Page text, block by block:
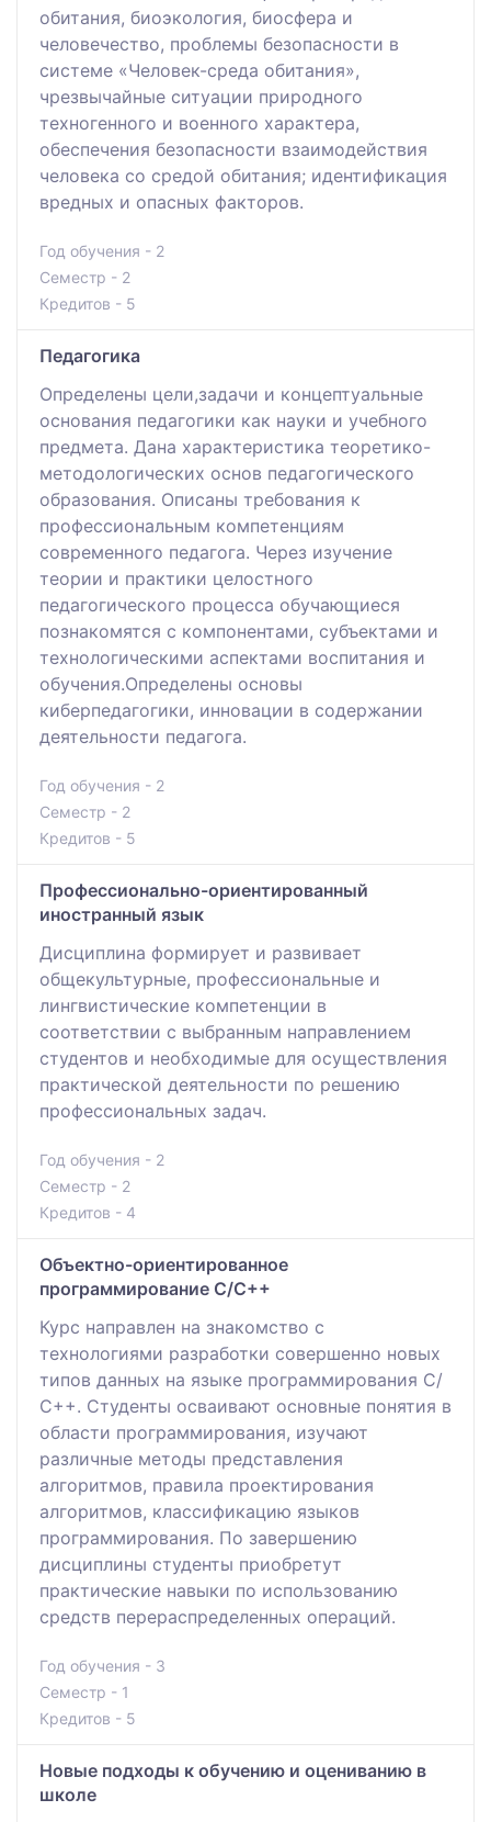
обитания, биоэкология, биосфера и
человечество, проблемы безопасности в
системе «Человек-среда обитания»,
чрезвычайные ситуации природного
техногенного и военного характера,
обеспечения безопасности взаимодействия
человека со средой обитания; идентификация
вредных и опасных факторов.
Год обучения - 2
Семестр - 2
Кредитов - 5
Педагогика
Определены цели,задачи и концептуальные
основания педагогики как науки и учебного
предмета. Дана характеристика теоретико-
методологических основ педагогического
образования. Описаны требования к
профессиональным компетенциям
современного педагога. Через изучение
теории и практики целостного
педагогического процесса обучающиеся
познакомятся с компонентами, субъектами и
технологическими аспектами воспитания и
обучения.Определены основы
киберпедагогики, инновации в содержании
деятельности педагога.
Год обучения - 2
Семестр - 2
Кредитов - 5
Профессионально-ориентированный
иностранный язык
Дисциплина формирует и развивает
общекультурные, профессиональные и
лингвистические компетенции в
соответствии с выбранным направлением
студентов и необходимые для осуществления
практической деятельности по решению
профессиональных задач.
Год обучения - 2
Семестр - 2
Кредитов - 4
Объектно-ориентированное
программирование С/С++
Курс направлен на знакомство с
технологиями разработки совершенно новых
типов данных на языке программирования С/
С++. Студенты осваивают основные понятия в
области программирования, изучают
различные методы представления
алгоритмов, правила проектирования
алгоритмов, классификацию языков
программирования. По завершению
дисциплины студенты приобретут
практические навыки по использованию
средств перераспределенных операций.
Год обучения - 3
Семестр - 1
Кредитов - 5
Новые подходы к обучению и оцениванию в
школе